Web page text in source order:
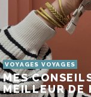
VOYAGES VOYAGES
MES
MEILLEUR DE